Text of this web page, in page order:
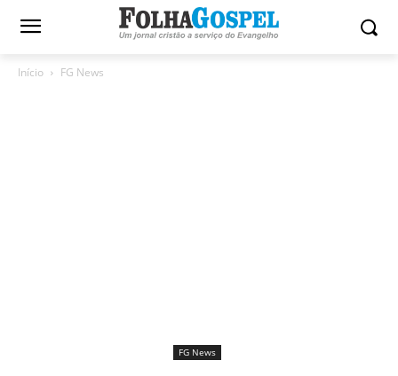
Início FG News
FG News